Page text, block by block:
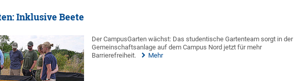
Inklusive Beete
Der CampusGarten wächst: Das studentische Gartenteam sorgt in der
Gemeinschaftsanlage auf dem Campus Nord jetzt für mehr
Barrierefreiheit.
Mehr